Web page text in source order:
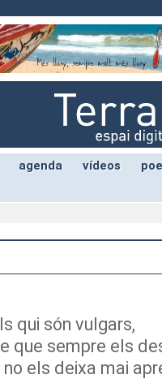
agenda vídeos
qui són vulgars,
que sempre els
els deixa mai